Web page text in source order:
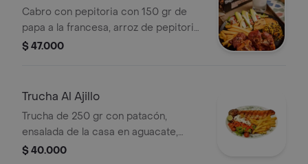
Cabro con pepitoria con 150 gr de
papa a la francesa, arroz de pepitoria,
1 arepa santandereana, ensalada de la
$ 47.000
Trucha Al Ajillo
Trucha de 250 gr con patacón,
ensalada de la casa en aguacate,
lechuga, mango y zanahoria.
$ 40.000